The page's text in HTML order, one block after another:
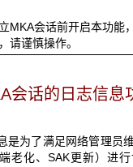
MKA会话前开启本功能
请谨慎操作。
会话的日志信息
是为了满足网络管理员
老化、SAK更新）进